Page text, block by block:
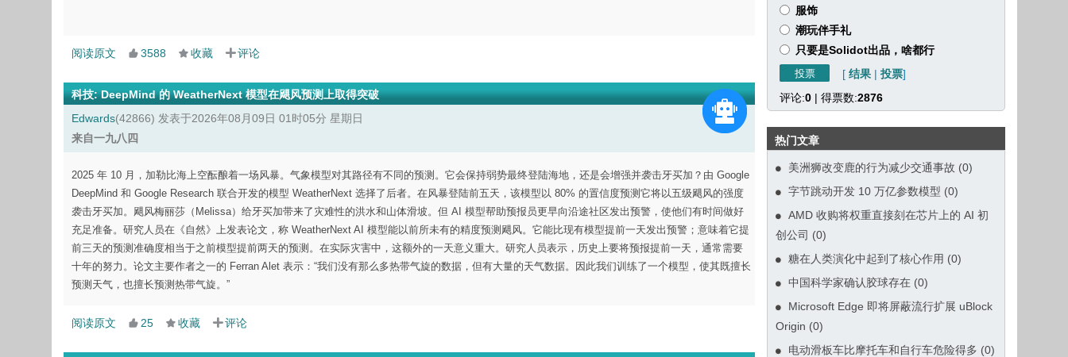
服饰
潮玩伴手礼
只要是Solidot出品，啥都行
[ 结果| 投票]
评论:0| 得票数:2876
热门文章
美洲狮改变鹿的行为减少交通事故 (0)
字节跳动开发 10 万亿参数模型 (0)
AMD 收购将权重直接刻在芯片上的 AI 初
创公司 (0)
糖在人类演化中起到了核心作用 (0)
中国科学家确认胶球存在 (0)
Microsoft Edge 即将屏蔽流行扩展 uBlock
Origin (0)
电动滑板车比摩托车和自行车危险得多 (0)
阅读原文 3588 收藏 评论
科技:DeepMind 的 WeatherNext 模型在飓风预测上取得突破
Edwards(42866) 发表于2026年08月09日 01时05分 星期日
来自一九八四
2025 年 10 月，加勒比海上空酝酿着一场风暴。气象模型对其路径有不同的预测。它会保持弱势最终登陆海地，还是会增强并袭击牙买加？由 Google
DeepMind 和 Google Research 联合开发的模型 WeatherNext 选择了后者。在风暴登陆前五天，该模型以 80% 的置信度预测它将以五级飓风的强度
袭击牙买加。飓风梅丽莎（Melissa）给牙买加带来了灾难性的洪水和山体滑坡。但 AI 模型帮助预报员更早向沿途社区发出预警，使他们有时间做好
充足准备。研究人员在《自然》上发表论文，称 WeatherNext AI 模型能以前所未有的精度预测飓风。它能比现有模型提前一天发出预警；意味着它提
前三天的预测准确度相当于之前模型提前两天的预测。在实际灾害中，这额外的一天意义重大。研究人员表示，历史上要将预报提前一天，通常需要
十年的努力。论文主要作者之一的 Ferran Alet 表示：“我们没有那么多热带气旋的数据，但有大量的天气数据。因此我们训练了一个模型，使其既擅长
预测天气，也擅长预测热带气旋。”
阅读原文 25 收藏 评论